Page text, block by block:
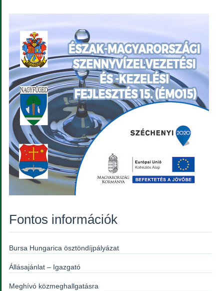
Fontos információk
Bursa Hungarica ösztöndíjpályázat
Állásajánlat – Igazgató
Meghívó közmeghallgatásra